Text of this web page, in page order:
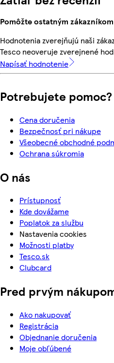
Pomôžte ostatným zákazníkom
Hodnotenia zverejňujú naši
Tesco neoveruje zverejnené
Napísať hodnotenie
Potrebujete pomoc?
Cena doručenia
Bezpečnosť pri nákupe
Všeobecné obchodné
Ochrana súkromia
O nás
Prístupnosť
Kde dovážame
Poplatok za službu
Nastavenia cookies
Možnosti platby
Tesco.sk
Clubcard
Pred prvým
Ako nakupovať
Registrácia
Objednanie doručenia
Moje obľúbené